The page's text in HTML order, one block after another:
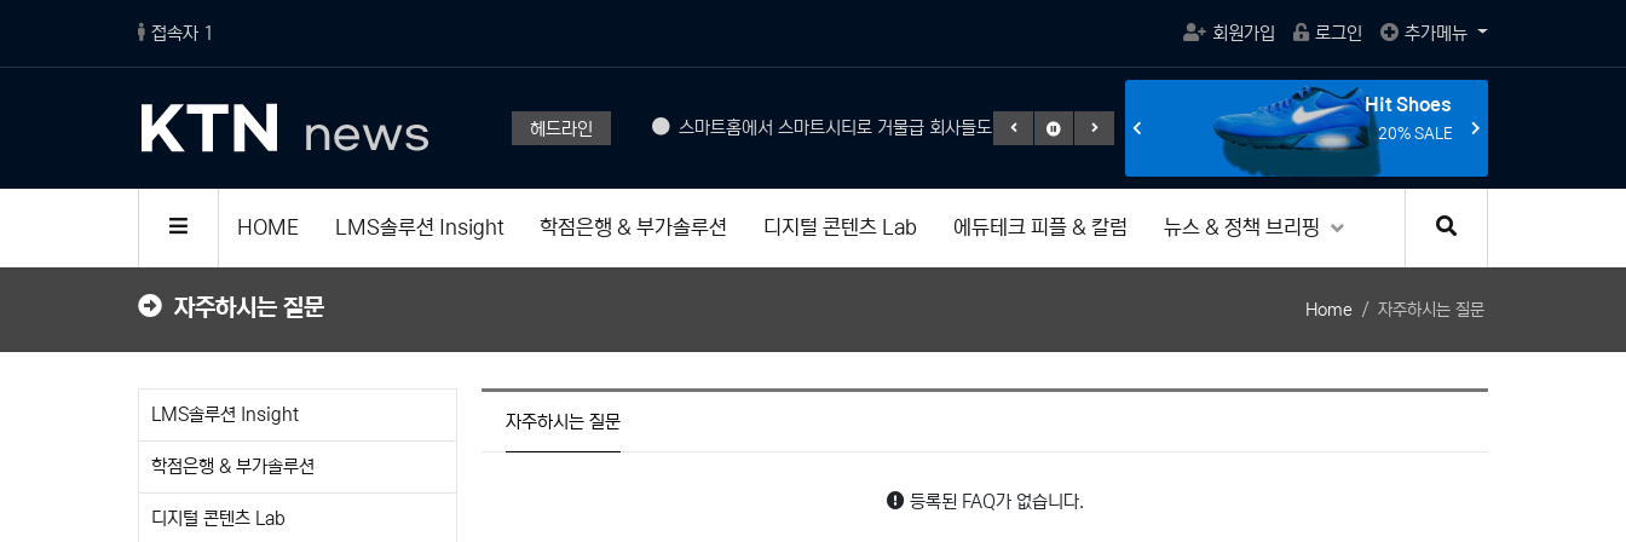
접속자 1 회원가입 로그인 추가메뉴
헤드라인 스마트홈에서 스마트시티로 거물급 회사들도 참여 게임의 활성화와 규제 전선의 종말을 선언한다.
50% SALE
Hit Shoes
20% SALE
HOME LMS솔루션 Insight 학점은행 & 부가솔루션 디지털 콘텐츠 Lab 에듀테크 피플 & 칼럼 뉴스 & 정책 브리핑
자주하시는 질문 Home 자주하시는 질문
LMS솔루션 Insight
학점은행 & 부가솔루션
디지털 콘텐츠 Lab
자주하시는 질문
등록된 FAQ가 없습니다.